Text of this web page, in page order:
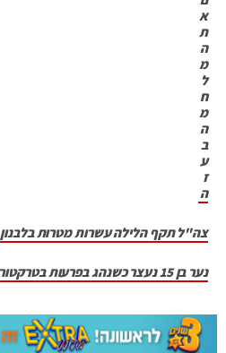
א
ת
ה
מ
ל
ח
מ
ה
ב
ע
ז
ה
צה"ל תקף הלילה עשרות מטרות בלבנון
נער בן 15 נעצר כשנהג בפרעות בטרקטורון